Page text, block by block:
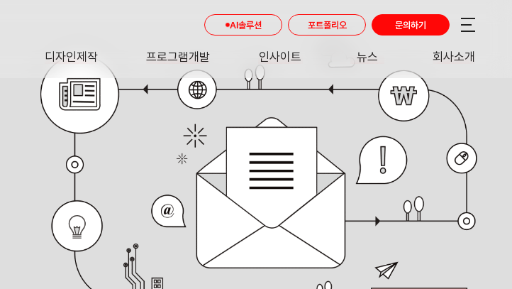
디자인제작
DESIGN
프로그램개발
SOFTWARE
인사이트
INSIGHT
뉴스
NEWS
회사소개
AI솔루션 포트폴리오 문의하기